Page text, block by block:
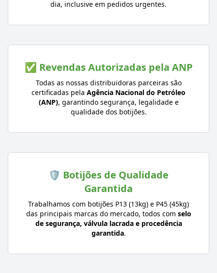
dia, inclusive em pedidos urgentes.
✅ Revendas Autorizadas pela ANP
Todas as nossas distribuidoras parceiras são
certificadas pela Agência Nacional do Petróleo
(ANP), garantindo segurança, legalidade e
qualidade dos botijões.
🛡️ Botijões de Qualidade
Garantida
Trabalhamos com botijões P13 (13kg) e P45 (45kg)
das principais marcas do mercado, todos com selo
de segurança, válvula lacrada e procedência
garantida.